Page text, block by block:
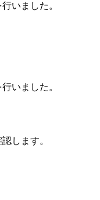
いました。
いました。
します。